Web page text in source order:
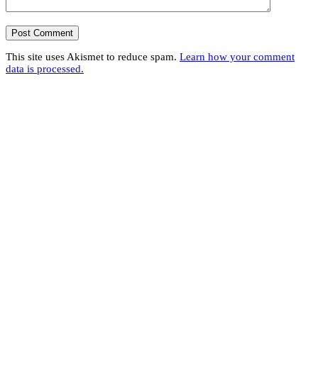
This site uses Akismet to reduce spam. Learn how your comment
data is processed.